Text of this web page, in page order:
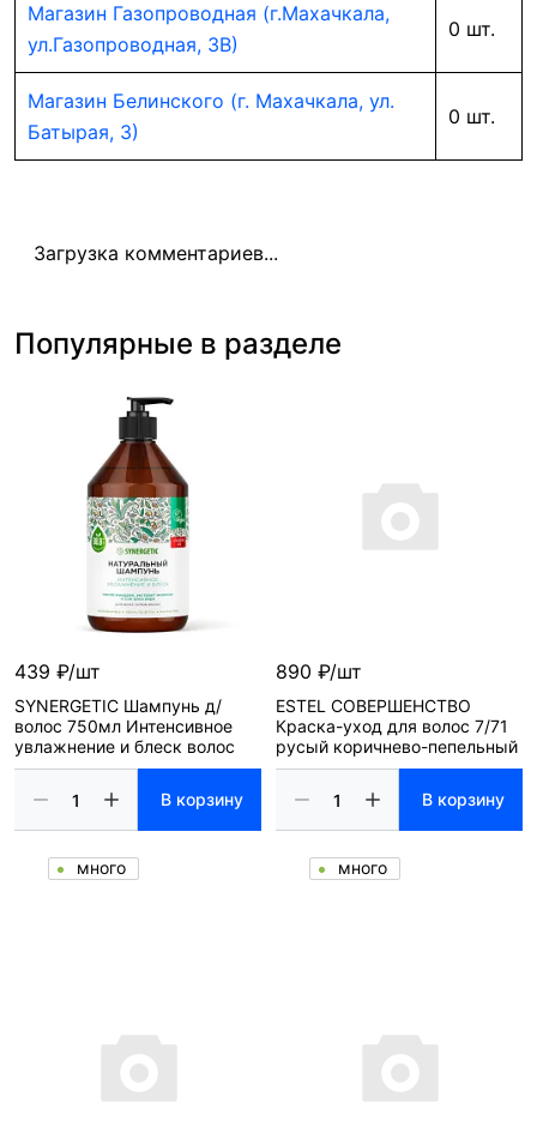
Магазин Газопроводная (г.Махачкала,
ул.Газопроводная, 3В)
0 шт.
Магазин Белинского (г. Махачкала, ул.
Батырая, 3)
0 шт.
Загрузка комментариев...
Популярные в разделе
439 ₽/шт
SYNERGETIC Шампунь д/
волос 750мл Интенсивное
увлажнение и блеск волос
В корзину
много
890 ₽/шт
ESTEL СОВЕРШЕНСТВО
Краска-уход для волос 7/71
русый коричнево-пепельный
В корзину
много